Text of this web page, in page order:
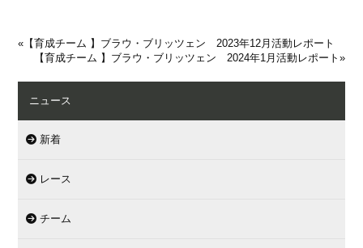
« 【育成チーム 】ブラウ・ブリッツェン 2023年12月活動レポート
【育成チーム 】ブラウ・ブリッツェン 2024年1月活動レポート »
ニュース
新着
レース
チーム